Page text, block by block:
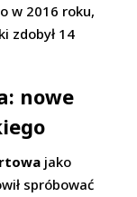
w 2016 roku,
zdobył 14
nowe
jako
spróbować